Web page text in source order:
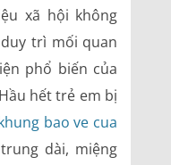
xã hội không
trì mối quan
phổ biến của
hết trẻ em bị
bao ve cua
dài, miệng